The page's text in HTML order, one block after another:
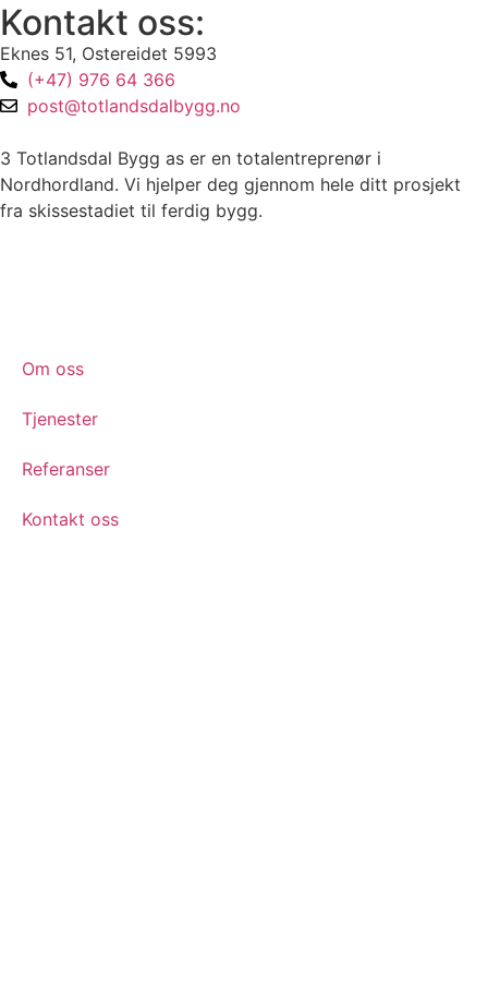
Kontakt oss:
Eknes 51, Ostereidet 5993
(+47) 976 64 366
post@totlandsdalbygg.no
3 Totlandsdal Bygg as er en totalentreprenør i
Nordhordland. Vi hjelper deg gjennom hele ditt prosjekt
fra skissestadiet til ferdig bygg.
Om oss
Tjenester
Referanser
Kontakt oss